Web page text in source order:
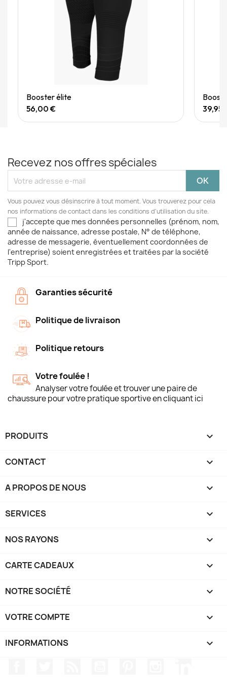
Booster élite
56,00 €
39,95
Recevez nos offres spéciales
Vous pouvez vous désinscrire à tout moment. Vous trouverez pour cela
nos informations de contact dans les conditions d'utilisation du site.
j'accepte que mes données personnelles (prénom, nom,
année de naissance, adresse postale, N° de téléphone,
adresse de messagerie, éventuellement coordonnées de
l'entreprise) soient enregistrées et traitées par la société
Tripp Sport.
Garanties sécurité
Politique de livraison
Politique retours
Votre foulée !
Analyser votre foulée et trouver une paire de
chaussure pour votre pratique sportive en cliquant ici
PRODUITS 
CONTACT 
A PROPOS DE NOUS 
SERVICES 
NOS RAYONS 
CARTE CADEAUX 
NOTRE SOCIÉTÉ 
VOTRE COMPTE 
INFORMATIONS keyboard_arrow_down